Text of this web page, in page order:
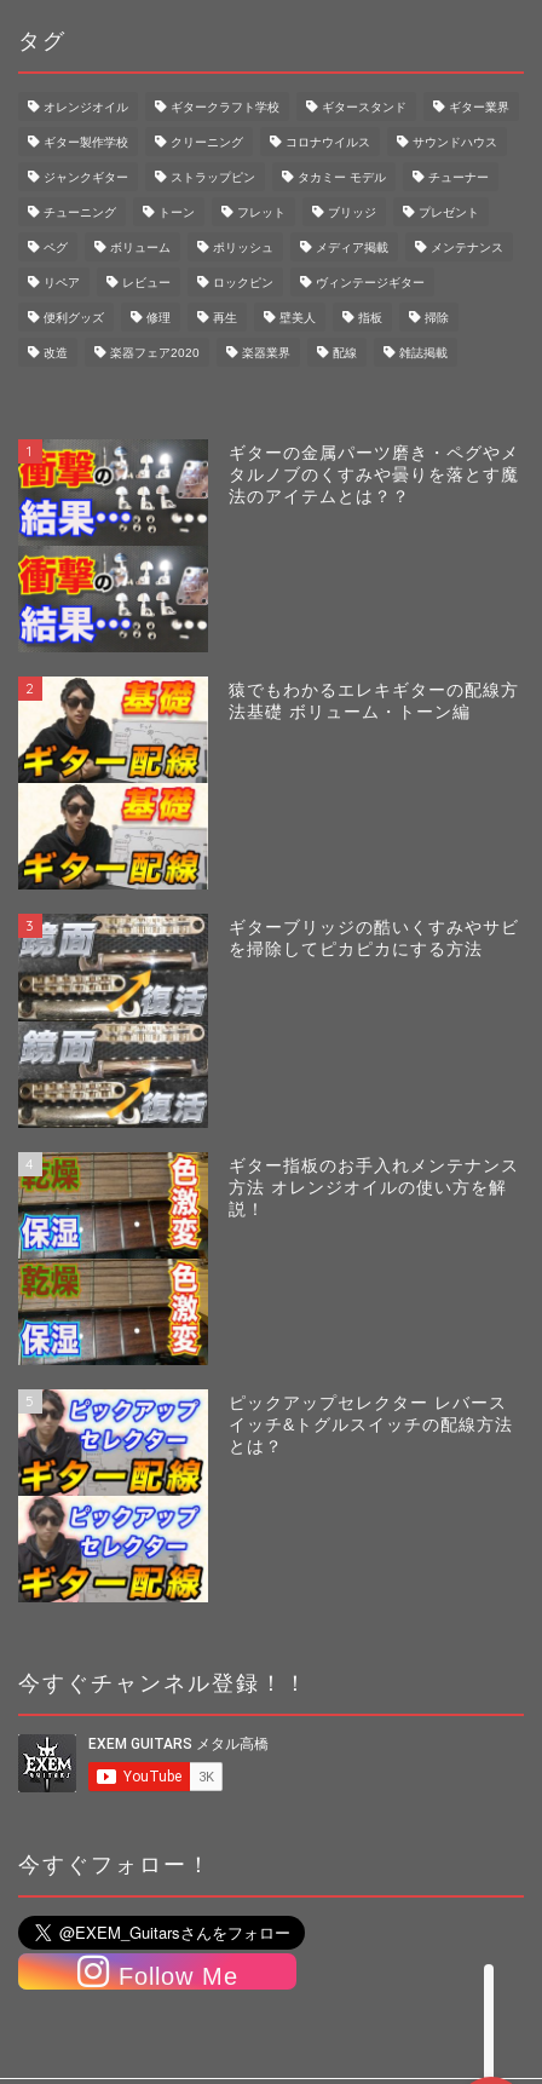
タグ
オレンジオイル ギタークラフト学校 ギタースタンド ギター業界
ギター製作学校 クリーニング コロナウイルス サウンドハウス
ジャンクギター ストラップピン タカミー モデル チューナー
チューニング トーン フレット ブリッジ プレゼント
ペグ ボリューム ポリッシュ メディア掲載 メンテナンス
リペア レビュー ロックピン ヴィンテージギター
便利グッズ 修理 再生 壁美人 指板 掃除
改造 楽器フェア2020 楽器業界 配線 雑誌掲載
1
ギターの金属パーツ磨き・ペグやメ
タルノブのくすみや曇りを落とす魔
法のアイテムとは？？
2
猿でもわかるエレキギターの配線方
法基礎 ボリューム・トーン編
3
ギターブリッジの酷いくすみやサビ
を掃除してピカピカにする方法
4
ギター指板のお手入れメンテナンス
方法 オレンジオイルの使い方を解
説！
5
ピックアップセレクター レバース
イッチ&トグルスイッチの配線方法
とは？
今すぐチャンネル登録！！
今すぐフォロー！
Follow Me
ギター便利グッズ&機材レ
リペア・メンテナンス